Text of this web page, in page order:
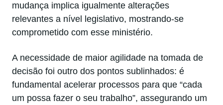
mudança implica igualmente alterações
relevantes a nível legislativo, mostrando-se
comprometido com esse ministério.
A necessidade de maior agilidade na tomada de
decisão foi outro dos pontos sublinhados: é
fundamental acelerar processos para que “cada
um possa fazer o seu trabalho”, assegurando um